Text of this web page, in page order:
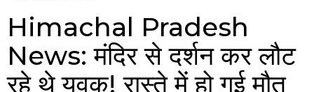
Himachal Pradesh
News: मंदिर से दर्शन कर लौट
रहे थे युवक! रास्ते में हो गई मौत